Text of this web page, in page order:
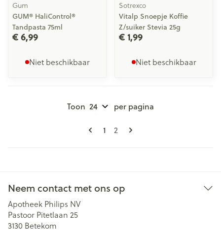
Gum
GUM® HaliControl®
Tandpasta 75ml
€ 6,99
Niet beschikbaar
Sotrexco
Vitalp Snoepje Koffie
Z/suiker Stevia 25g
€ 1,99
Niet beschikbaar
Pagina's
U lees momenteel pagina
1 Pagina
2
Toon per pagina
Neem contact met ons op
Apotheek Philips NV
Pastoor Pitetlaan 25
3130 Betekom